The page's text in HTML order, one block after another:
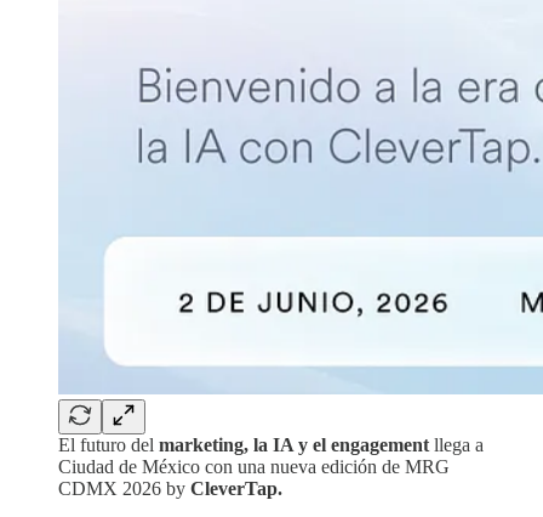
El futuro del marketing, la IA y el engagement llega a
Ciudad de México con una nueva edición de MRG
CDMX 2026 by CleverTap.